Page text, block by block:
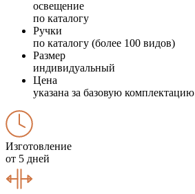
освещение
по каталогу
Ручки
по каталогу (более 100 видов)
Размер
индивидуальный
Цена
указана за базовую комплектацию
Изготовление
от 5 дней